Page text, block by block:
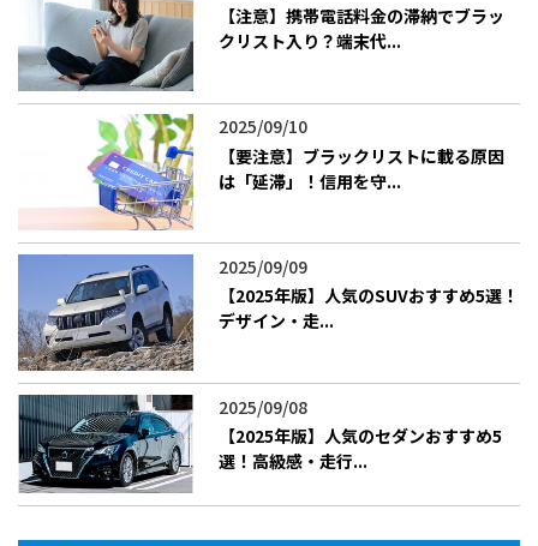
【注意】携帯電話料金の滞納でブラッ
クリスト入り？端末代...
2025/09/10
【要注意】ブラックリストに載る原因
は「延滞」！信用を守...
2025/09/09
【2025年版】人気のSUVおすすめ5選！
デザイン・走...
2025/09/08
【2025年版】人気のセダンおすすめ5
選！高級感・走行...